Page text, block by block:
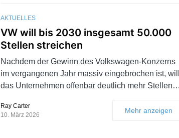
AKTUELLES
VW will bis 2030 insgesamt 50.000
Stellen streichen
Nachdem der Gewinn des Volkswagen-Konzerns
im vergangenen Jahr massiv eingebrochen ist, will
das Unternehmen offenbar deutlich mehr Stellen…
Ray Carter
10. März 2026
Mehr anzeigen